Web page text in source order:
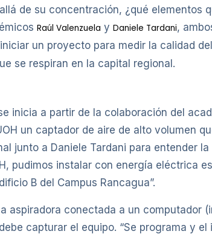
de su concentración, ¿qué elementos
Raúl Valenzuela y Daniele Tardani,
un proyecto para medir la calidad
se respiran en la capital regional.
inicia a partir de la colaboración del
un captador de aire de alto
junto a Daniele Tardani para entender
pudimos instalar con energía eléctrica
B del Campus Rancagua”.
aspiradora conectada a un computador
capturar el equipo. “Se programa y